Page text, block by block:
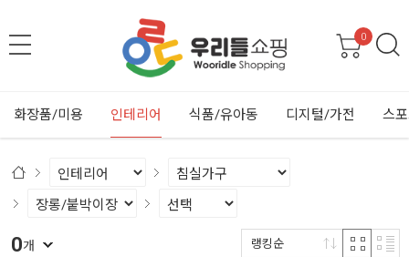
0
화장품/미용 인테리어 식품/유아동 디지털/가전 스
0개 랭킹순